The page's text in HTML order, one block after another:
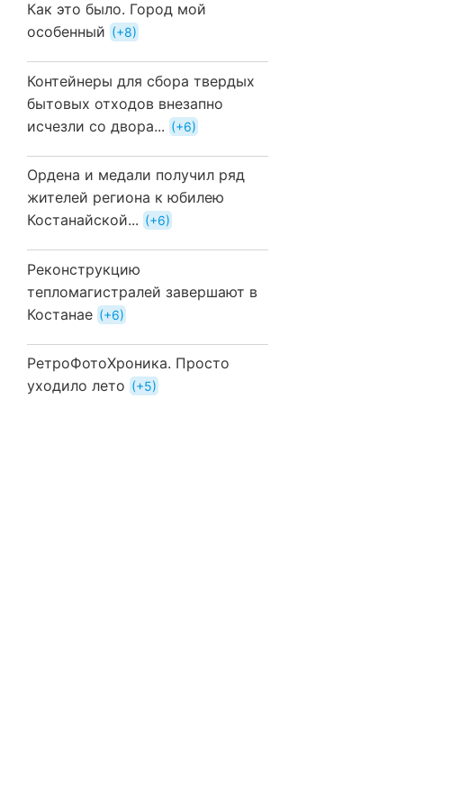
Как это было. Город мой
особенный
+8
Контейнеры для сбора твердых
бытовых отходов внезапно
исчезли со двора...
+6
Ордена и медали получил ряд
жителей региона к юбилею
Костанайской...
+6
Реконструкцию
тепломагистралей завершают в
Костанае
+6
РетроФотоХроника. Просто
уходило лето
+5